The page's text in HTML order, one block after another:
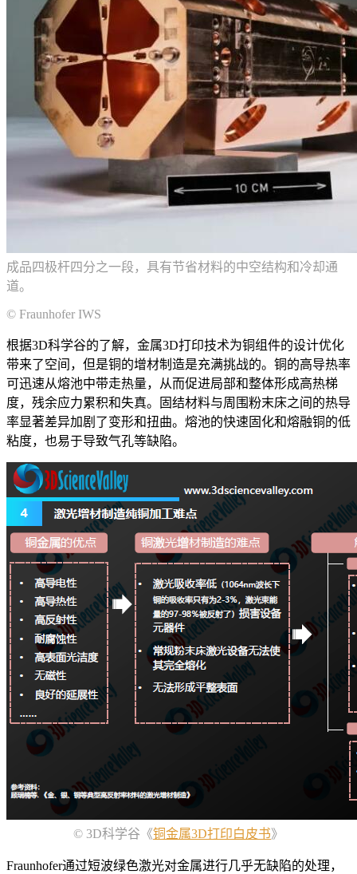
成品四极杆四分之一段，具有节省材料的中空结构和冷却通
道。
© Fraunhofer IWS
根据3D科学谷的了解，金属3D打印技术为铜组件的设计优化
带来了空间，但是铜的增材制造是充满挑战的。铜的高导热率
可迅速从熔池中带走热量，从而促进局部和整体形成高热梯
度，残余应力累积和失真。固结材料与周围粉末床之间的热导
率显著差异加剧了变形和扭曲。熔池的快速固化和熔融铜的低
粘度，也易于导致气孔等缺陷。
© 3D科学谷《铜金属3D打印白皮书》
Fraunhofer通过短波绿色激光对金属进行几乎无缺陷的处理，